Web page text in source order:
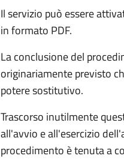
Il servizio può essere
in formato PDF.
La conclusione del
originariamente previsto
potere sostitutivo.
Trascorso inutilmente
all'avvio e all'esercizio
procedimento è tenuta a